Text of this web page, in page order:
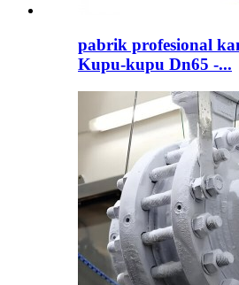
pabrik profesional
Kupu-kupu Dn65 -...